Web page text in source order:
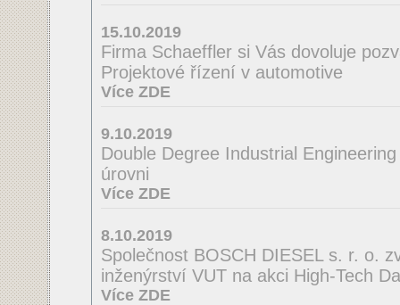
15.10.2019
Firma Schaeffler si Vás dovoluje
Projektové řízení v automotive
Více ZDE
9.10.2019
Double Degree Industrial
úrovni
Více ZDE
8.10.2019
Společnost BOSCH DIESEL s. r. o.
inženýrství VUT na akci High-Tech
Více ZDE